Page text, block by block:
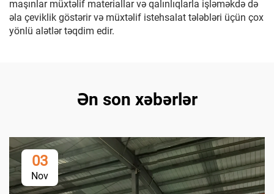
maşınlar müxtəlif materiallar və qalınlıqlarla işləməkdə də
əla çeviklik göstərir və müxtəlif istehsalat tələbləri üçün çox
yönlü alətlər təqdim edir.
Ən son xəbərlər
03
Nov